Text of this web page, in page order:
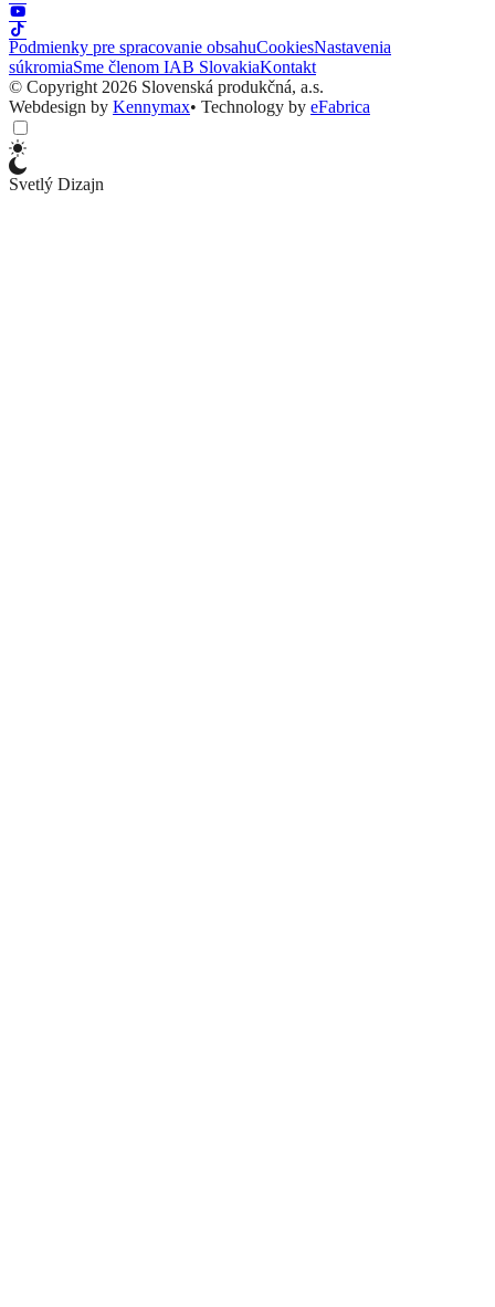
Podmienky pre spracovanie obsahuCookiesNastavenia
súkromiaSme členom IAB SlovakiaKontakt
© Copyright 2026 Slovenská produkčná, a.s.
Webdesign by Kennymax• Technology by eFabrica
Svetlý Dizajn